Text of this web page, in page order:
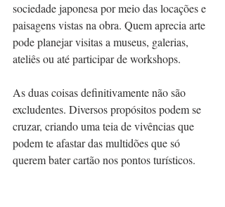
sociedade japonesa por meio das locações e
paisagens vistas na obra. Quem aprecia arte
pode planejar visitas a museus, galerias,
ateliês ou até participar de workshops.
As duas coisas definitivamente não são
excludentes. Diversos propósitos podem se
cruzar, criando uma teia de vivências que
podem te afastar das multidões que só
querem bater cartão nos pontos turísticos.